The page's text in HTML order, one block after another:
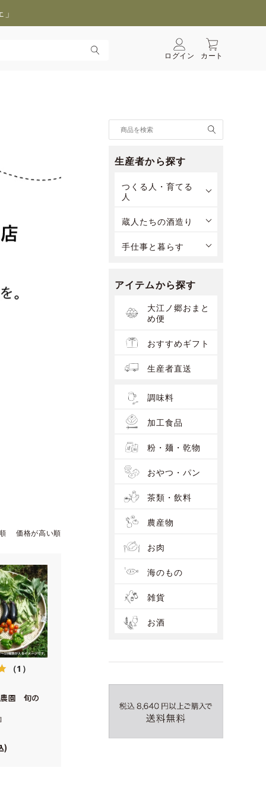
ログイン カート
生産者から探す
つくる人・育てる
人
蔵人たちの酒造り
手仕事と暮らす
アイテムから探す
大江ノ郷おまと
め便
おすすめギフト
生産者直送
調味料
加工食品
粉・麺・乾物
おやつ・パン
茶類・飲料
農産物
お肉
海のもの
雑貨
お酒
価格が高い順
（1）
農園 旬の